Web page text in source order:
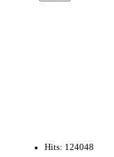
Hits: 124048